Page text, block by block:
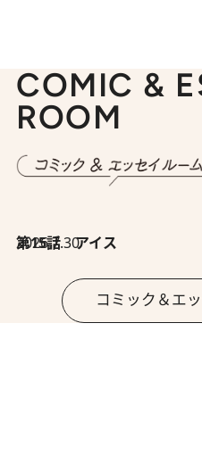
COMIC &
ROOM
2026.7.30
第15話 アイス
コミック＆エ